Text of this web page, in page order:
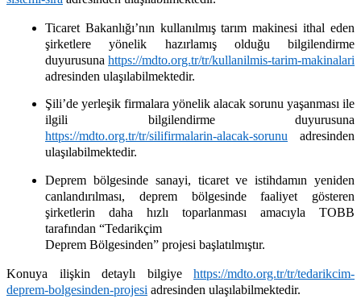
Ticaret Bakanlığı’nın kullanılmış tarım makinesi ithal eden
şirketlere yönelik hazırlamış olduğu bilgilendirme
duyurusuna https://mdto.org.tr/tr/kullanilmis-tarim-makinalari
adresinden ulaşılabilmektedir.
Şili’de yerleşik firmalara yönelik alacak sorunu yaşanması ile
ilgili bilgilendirme duyurusuna
https://mdto.org.tr/tr/silifirmalarin-alacak-sorunu adresinden
ulaşılabilmektedir.
Deprem bölgesinde sanayi, ticaret ve istihdamın yeniden
canlandırılması, deprem bölgesinde faaliyet gösteren
şirketlerin daha hızlı toparlanması amacıyla TOBB
tarafından “Tedarikçim
Deprem Bölgesinden” projesi başlatılmıştır.
Konuya ilişkin detaylı bilgiye https://mdto.org.tr/tr/tedarikcim-
deprem-bolgesinden-projesi adresinden ulaşılabilmektedir.